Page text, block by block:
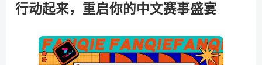
行动起来，重启你的中文赛事盛宴